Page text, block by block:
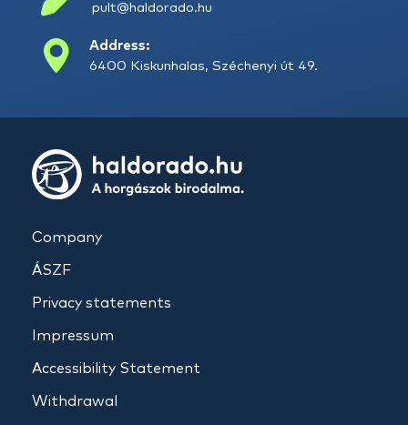
pult@haldorado.hu
Address:
6400 Kiskunhalas, Széchenyi út 49.
Company
ÁSZF
Privacy statements
Impressum
Accessibility Statement
Withdrawal